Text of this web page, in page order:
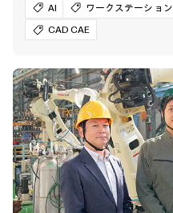
AI ワークステーション
CAD CAE